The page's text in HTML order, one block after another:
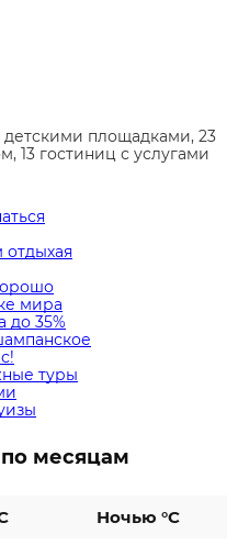
детскими площадками, 23
13 гостиниц с услугами
отдыхая
мира
до 35%
туры
месяцам
Ночью °C